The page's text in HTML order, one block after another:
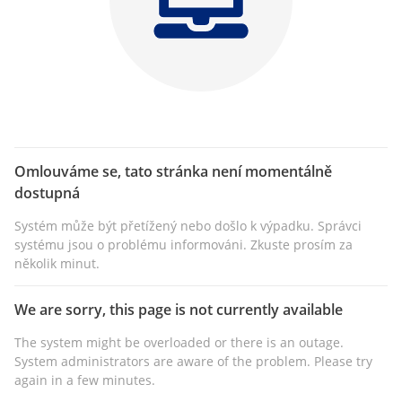
Omlouváme se, tato stránka není momentálně
dostupná
Systém může být přetížený nebo došlo k výpadku. Správci
systému jsou o problému informováni. Zkuste prosím za
několik minut.
We are sorry, this page is not currently available
The system might be overloaded or there is an outage.
System administrators are aware of the problem. Please try
again in a few minutes.